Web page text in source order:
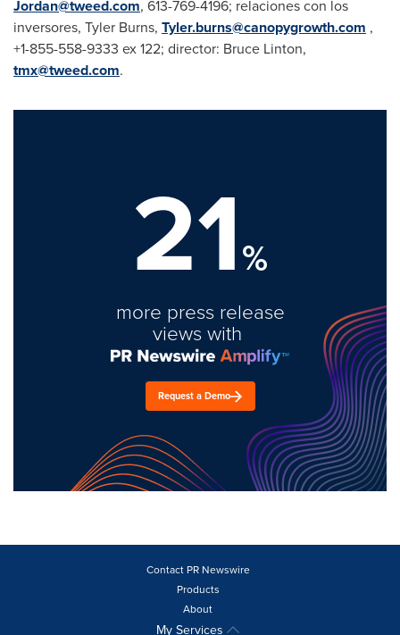
Jordan@tweed.com, 613-769-4196; relaciones con los
inversores, Tyler Burns, Tyler.burns@canopygrowth.com ,
+1-855-558-9333 ex 122; director: Bruce Linton,
tmx@tweed.com.
21%
more press release
views with
Request a Demo
Contact PR Newswire
Products
About
My Services